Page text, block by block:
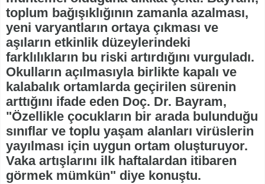
toplum bağışıklığının zamanla azalması,
yeni varyantların ortaya çıkması ve
aşıların etkinlik düzeylerindeki
farklılıkların bu riski artırdığını vurguladı.
Okulların açılmasıyla birlikte kapalı ve
kalabalık ortamlarda geçirilen sürenin
arttığını ifade eden Doç. Dr. Bayram,
"Özellikle çocukların bir arada bulunduğu
sınıflar ve toplu yaşam alanları virüslerin
yayılması için uygun ortam oluşturuyor.
Vaka artışlarını ilk haftalardan itibaren
görmek mümkün" diye konuştu.